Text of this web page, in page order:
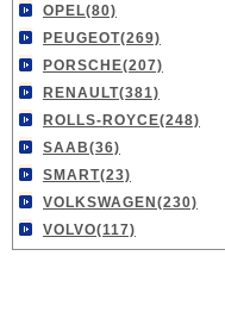
OPEL(80)
PEUGEOT(269)
PORSCHE(207)
RENAULT(381)
ROLLS-ROYCE(248)
SAAB(36)
SMART(23)
VOLKSWAGEN(230)
VOLVO(117)